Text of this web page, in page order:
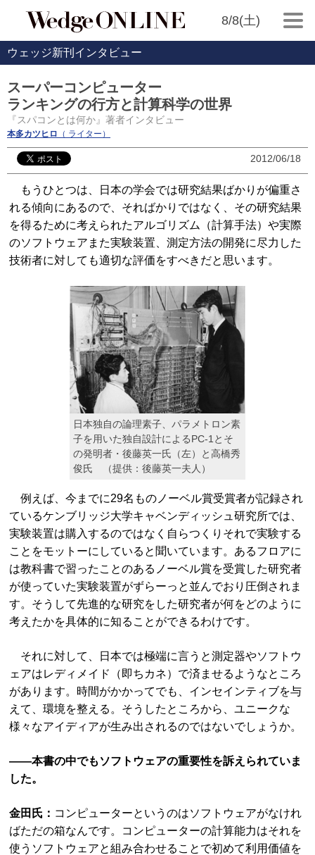
8/8(土)
ウェッジ新刊インタビュー
スーパーコンピューター
ランキングの行方と計算科学の世界
『スパコンとは何か』著者インタビュー
本多カツヒロ （ ライター）
2012/06/18
もうひとつは、日本の学会では研究結果ばかりが偏重さ
れる傾向にあるので、そればかりではなく、その研究結果
を得るために考えられたアルゴリズム（計算手法）や実際
のソフトウェアまた実験装置、測定方法の開発に尽力した
技術者に対しても適切な評価をすべきだと思います。
日本独自の論理素子、パラメトロン素
子を用いた独自設計によるPC-1とそ
の発明者・後藤英一氏（左）と高橋秀
俊氏 （提供：後藤英一夫人）
例えば、今までに29名ものノーベル賞受賞者が記録され
ているケンブリッジ大学キャベンディッシュ研究所では、
実験装置は購入するのではなく自らつくりそれで実験する
ことをモットーにしていると聞いています。あるフロアに
は教科書で習ったことのあるノーベル賞を受賞した研究者
が使っていた実験装置がずらーっと並んでおり圧倒されま
す。そうして先進的な研究をした研究者が何をどのように
考えたかを具体的に知ることができるわけです。
それに対して、日本では極端に言うと測定器やソフトウ
ェアはレディメイド（即ちカネ）で済ませるようなところ
があります。時間がかかってでも、インセインティブを与
えて、環境を整える。そうしたところから、ユニークな
様々なアイディアが生み出されるのではないでしょうか。
――本書の中でもソフトウェアの重要性を訴えられていま
した。
金田氏： コンピューターというのはソフトウェアがなけれ
ばただの箱なんです。コンピューターの計算能力はそれを
使うソフトウェアと組み合わせることで初めて利用価値を